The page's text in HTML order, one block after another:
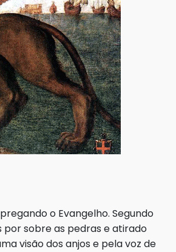
o Evangelho. Segundo
sobre as pedras e atirado
visão dos anjos e pela voz de